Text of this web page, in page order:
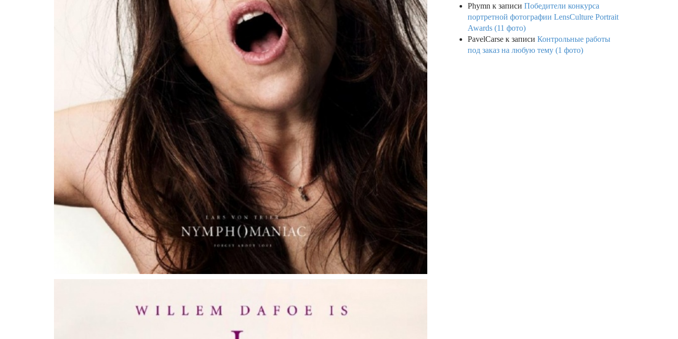
Phymn к записи Победители конкурса
портретной фотографии LensCulture Portrait
Awards (11 фото)
PavelCarse к записи Контрольные работы
под заказ на любую тему (1 фото)